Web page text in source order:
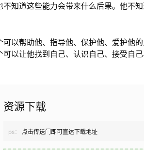
知道这些能力会带来什么后果。他不
以帮助他、指导他、保护他、爱护他
以让他找到自己、认识自己、接受自
资源下载
ps： 点击传送门即可直达下载地址